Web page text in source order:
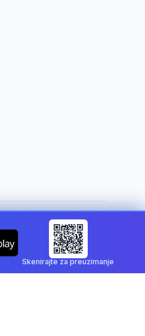
Croatia
Skenirajte za preuzimanje